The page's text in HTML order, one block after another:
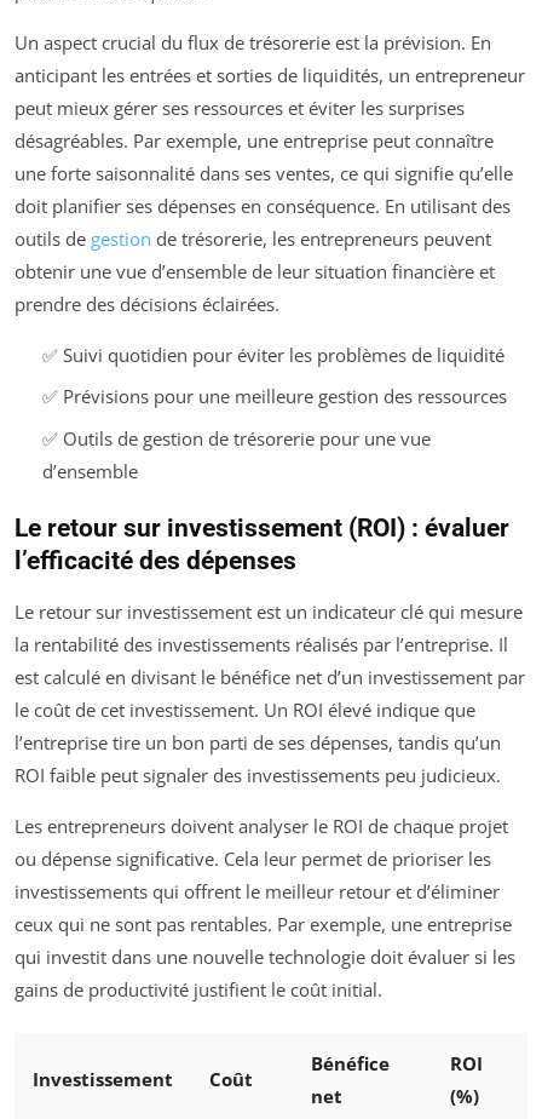
Un aspect crucial du flux de trésorerie est la prévision. En
anticipant les entrées et sorties de liquidités, un entrepreneur
peut mieux gérer ses ressources et éviter les surprises
désagréables. Par exemple, une entreprise peut connaître
une forte saisonnalité dans ses ventes, ce qui signifie qu’elle
doit planifier ses dépenses en conséquence. En utilisant des
outils de gestion de trésorerie, les entrepreneurs peuvent
obtenir une vue d’ensemble de leur situation financière et
prendre des décisions éclairées.
✅ Suivi quotidien pour éviter les problèmes de liquidité
✅ Prévisions pour une meilleure gestion des ressources
✅ Outils de gestion de trésorerie pour une vue
d’ensemble
Le retour sur investissement (ROI) : évaluer
l’efficacité des dépenses
Le retour sur investissement est un indicateur clé qui mesure
la rentabilité des investissements réalisés par l’entreprise. Il
est calculé en divisant le bénéfice net d’un investissement par
le coût de cet investissement. Un ROI élevé indique que
l’entreprise tire un bon parti de ses dépenses, tandis qu’un
ROI faible peut signaler des investissements peu judicieux.
Les entrepreneurs doivent analyser le ROI de chaque projet
ou dépense significative. Cela leur permet de prioriser les
investissements qui offrent le meilleur retour et d’éliminer
ceux qui ne sont pas rentables. Par exemple, une entreprise
qui investit dans une nouvelle technologie doit évaluer si les
gains de productivité justifient le coût initial.
Investissement Coût
Bénéfice
net
ROI
(%)